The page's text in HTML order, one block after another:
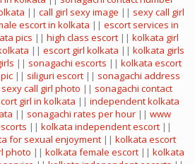
|| call girl sexy image || sexy call girl
escort in kolkata || escort services in
pics || high class escort || kolkata girl
|| escort girl kolkata || kolkata girls
|| sonagachi escorts || kolkata escort
|| siliguri escort || sonagachi address
sexy call girl photo || sonagachi contact
girl in kolkata || independent kolkata
|| sonagachi rates per hour || www
|| kolkata independent escort ||
for sexual enjoyment || kolkata escort
photo || kolkata female escort || kolkata